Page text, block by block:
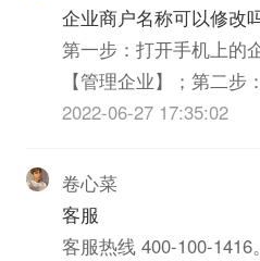
企业商户名称可以修改
第一步：打开手机上的
【管理企业】；第二
步：进入企业信息界面
定】；第五步：显示企
示：1、若企业已经认
称。若需修改，则需再
2022-06-27 17:35:02
卷心菜
客服
客服热线 400-100-